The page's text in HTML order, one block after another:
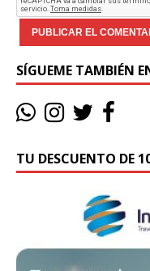
SÍGUEME TAMBIÉN
TU DESCUENTO DE